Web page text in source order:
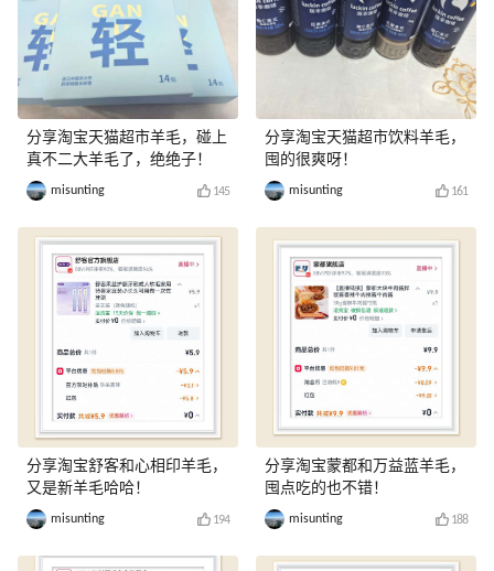
分享淘宝天猫超市羊毛，碰上
真不二大羊毛了，绝绝子！
misunting 145
分享淘宝舒客和心相印羊毛，
又是新羊毛哈哈！
misunting 194
分享淘宝天猫超市饮料羊毛，
囤的很爽呀！
misunting 161
分享淘宝蒙都和万益蓝羊毛，
囤点吃的也不错！
misunting 188